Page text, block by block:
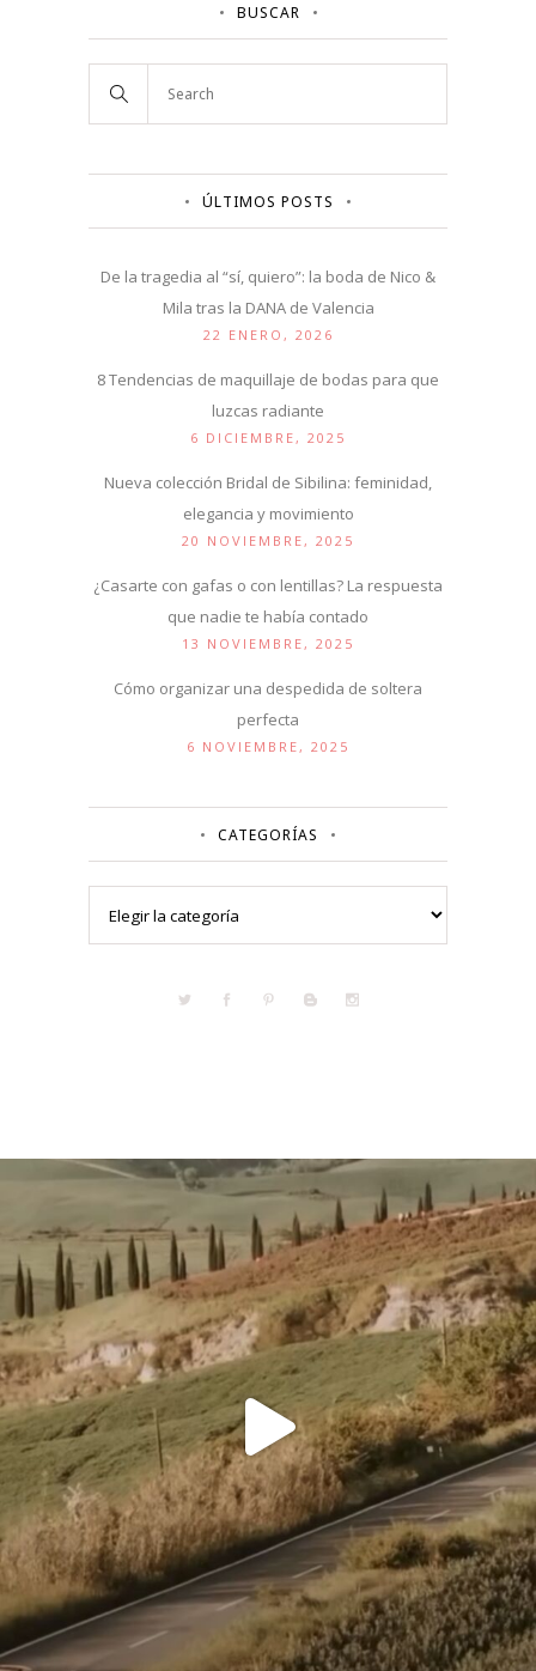
BUSCAR
ÚLTIMOS POSTS
De la tragedia al “sí, quiero”: la boda de Nico &
Mila tras la DANA de Valencia
22 ENERO, 2026
8 Tendencias de maquillaje de bodas para que
luzcas radiante
6 DICIEMBRE, 2025
Nueva colección Bridal de Sibilina: feminidad,
elegancia y movimiento
20 NOVIEMBRE, 2025
¿Casarte con gafas o con lentillas? La respuesta
que nadie te había contado
13 NOVIEMBRE, 2025
Cómo organizar una despedida de soltera
perfecta
6 NOVIEMBRE, 2025
CATEGORÍAS